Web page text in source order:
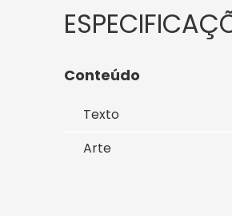
Conteúdo
Texto
Arte